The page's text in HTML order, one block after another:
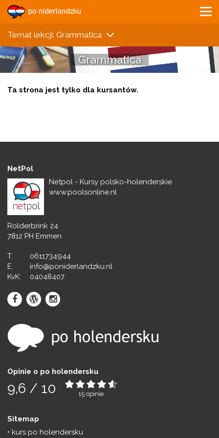
Temat lekcji: Grammatica
Grammatica
Ta strona jest tylko dla kursantów.
NetPol
Netpol - Kursy polsko-holenderskie
www.poolsonline.nl
Rolderbrink 24
7812 PH Emmen
T.
0611734944
E.
info@poniderlandzku.nl
KvK:
04048407
Opinie o po holendersku
9,6 / 10 15 opinie
Sitemap
kurs po holendersku